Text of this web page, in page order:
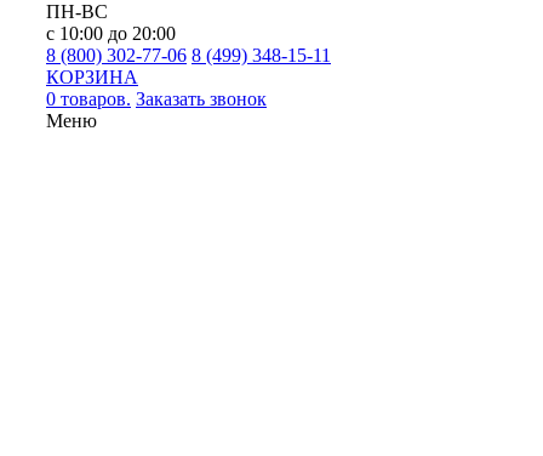
ПН-ВС
с 10:00 до 20:00
8 (800) 302-77-06 8 (499) 348-15-11
КОРЗИНА
0 товаров. Заказать звонок
Меню